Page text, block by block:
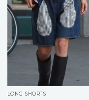
LONG SHORTS